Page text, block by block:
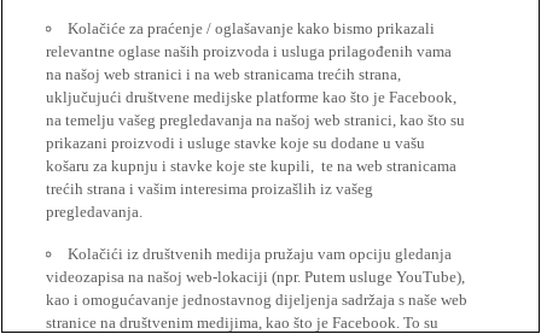
Kolačiće za praćenje / oglašavanje kako bismo prikazali
relevantne oglase naših proizvoda i usluga prilagođenih vama
na našoj web stranici i na web stranicama trećih strana,
uključujući društvene medijske platforme kao što je Facebook,
na temelju vašeg pregledavanja na našoj web stranici, kao što su
prikazani proizvodi i usluge stavke koje su dodane u vašu
košaru za kupnju i stavke koje ste kupili, te na web stranicama
trećih strana i vašim interesima proizašlih iz vašeg
pregledavanja.
Kolačići iz društvenih medija pružaju vam opciju gledanja
videozapisa na našoj web-lokaciji (npr. Putem usluge YouTube),
kao i omogućavanje jednostavnog dijeljenja sadržaja s naše web
stranice na društvenim medijima, kao što je Facebook. To su